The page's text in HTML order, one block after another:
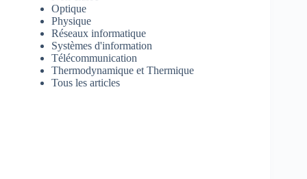
Optique
Physique
Réseaux informatique
Systèmes d'information
Télécommunication
Thermodynamique et Thermique
Tous les articles